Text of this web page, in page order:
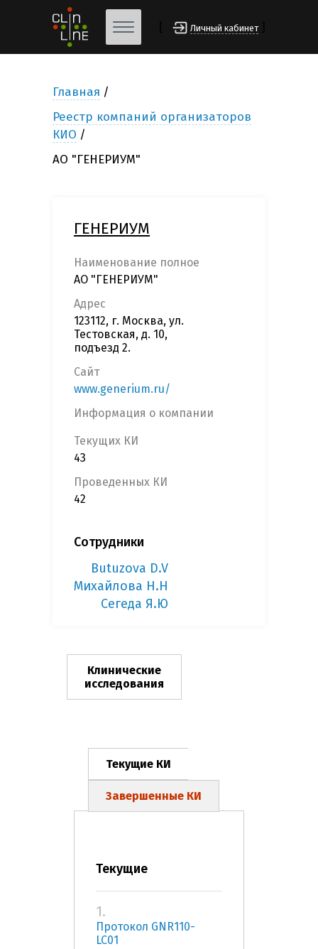
Личный кабинет
Главная
Реестр компаний организаторов
КИО
АО "ГЕНЕРИУМ"
ГЕНЕРИУМ
Наименование полное
АО "ГЕНЕРИУМ"
Адрес
123112, г. Москва, ул.
Тестовская, д. 10,
подъезд 2.
Сайт
www.generium.ru/
Информация о компании
Текущих КИ
43
Проведенных КИ
42
Сотрудники
Butuzova D.V
Михайлова Н.Н
Сегеда Я.Ю
Клинические
исследования
Текущие КИ
Завершенные КИ
Текущие
1.
Протокол GNR110-
LC01